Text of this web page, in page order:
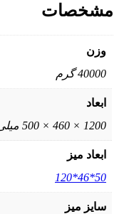
مشخصات
وزن
40000 گرم
ابعاد
1200 × 460 × 500 میلی‌متر
ابعاد میز
50*46*120
سایز میز